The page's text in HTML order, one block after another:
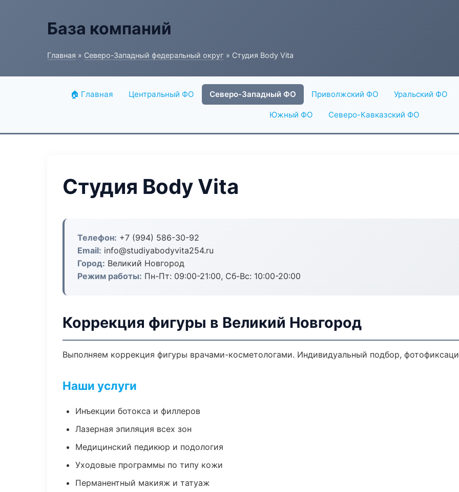
База компаний
Главная » Северо-Западный федеральный округ » Студия Body Vita
🏠 Главная Центральный ФО Северо-Западный ФО Приволжский ФО Уральский ФО
Южный ФО Северо-Кавказский ФО
Студия Body Vita
Телефон: +7 (994) 586-30-92
Email: info@studiyabodyvita254.ru
Город: Великий Новгород
Режим работы: Пн-Пт: 09:00-21:00, Сб-Вс: 10:00-20:00
Коррекция фигуры в Великий Новгород
Выполняем коррекция фигуры врачами-косметологами. Индивидуальный подбор,
Наши услуги
Инъекции ботокса и филлеров
Лазерная эпиляция всех зон
Медицинский педикюр и подология
Уходовые программы по типу кожи
Перманентный макияж и татуаж